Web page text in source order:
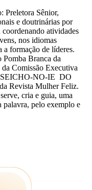
Preletora Sênior,
e doutrinárias por
atividades
nos idiomas
a formação de líderes.
Pomba Branca da
Comissão Executiva
SEICHO-NO-IE DO
Revista Mulher Feliz.
cria e guia, uma
palavra, pelo exemplo e